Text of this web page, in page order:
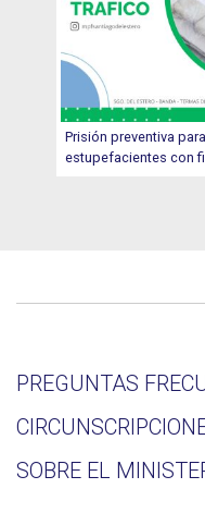
Prisión preventiva
estupefacientes con
PREGUNTAS
SOBRE EL